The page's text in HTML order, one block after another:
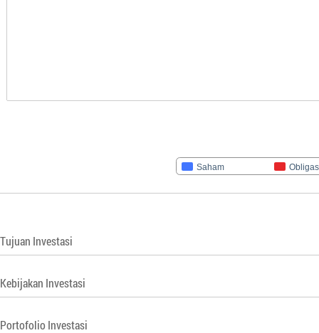
Saham
Tujuan Investasi
Kebijakan Investasi
Portofolio Investasi